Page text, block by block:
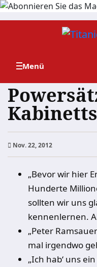
Zum
Nov. 22, 2012
„Bevor wir hier
Hunderte
sollten wir uns
kennenlernen.
„Peter
mal irgendwo
„Ich hab‘ uns